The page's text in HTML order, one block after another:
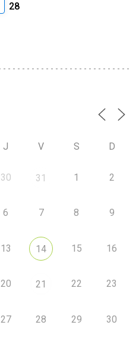
28
J V S D
30 31 1 2
6 7 8 9
13 14 15 16
20 21 22 23
27 28 29 30